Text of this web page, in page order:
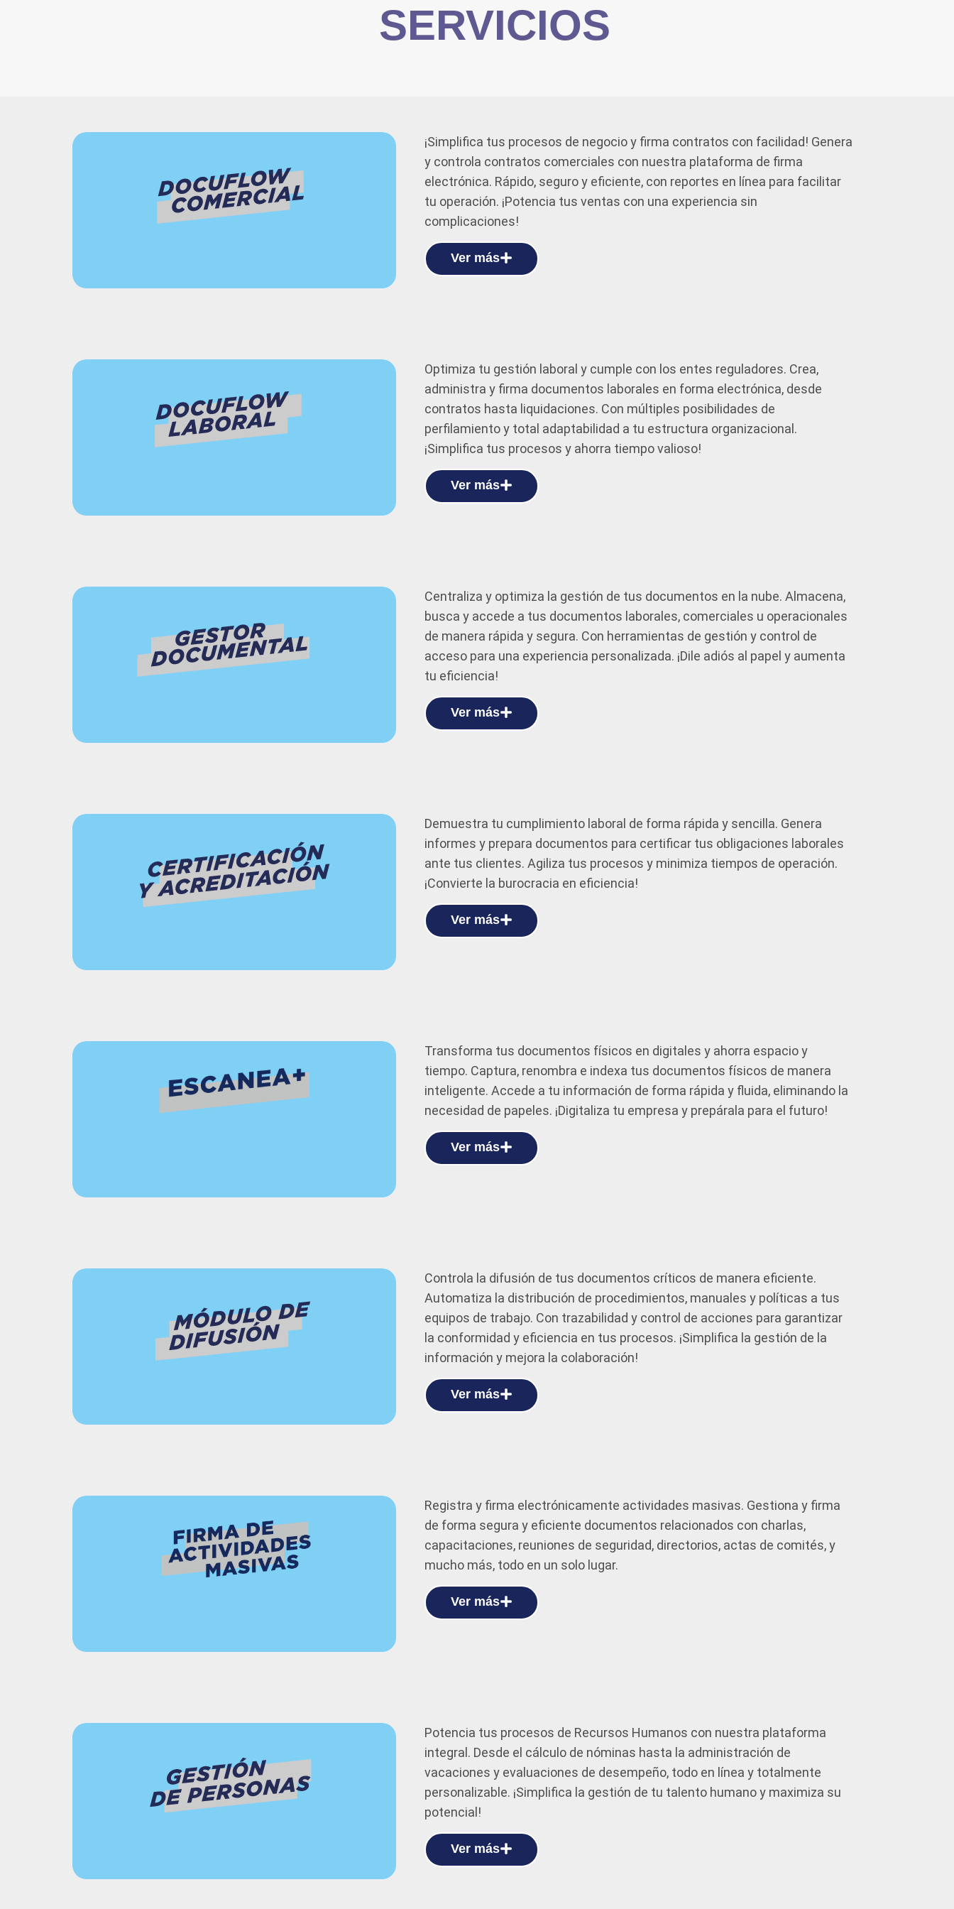
SERVICIOS
¡Simplifica tus procesos de negocio y firma contratos con facilidad! Genera
y controla contratos comerciales con nuestra plataforma de firma
electrónica. Rápido, seguro y eficiente, con reportes en línea para facilitar
tu operación. ¡Potencia tus ventas con una experiencia sin
complicaciones!
Ver más
Optimiza tu gestión laboral y cumple con los entes reguladores. Crea,
administra y firma documentos laborales en forma electrónica, desde
contratos hasta liquidaciones. Con múltiples posibilidades de
perfilamiento y total adaptabilidad a tu estructura organizacional.
¡Simplifica tus procesos y ahorra tiempo valioso!
Ver más
Centraliza y optimiza la gestión de tus documentos en la nube. Almacena,
busca y accede a tus documentos laborales, comerciales u operacionales
de manera rápida y segura. Con herramientas de gestión y control de
acceso para una experiencia personalizada. ¡Dile adiós al papel y aumenta
tu eficiencia!
Ver más
Demuestra tu cumplimiento laboral de forma rápida y sencilla. Genera
informes y prepara documentos para certificar tus obligaciones laborales
ante tus clientes. Agiliza tus procesos y minimiza tiempos de operación.
¡Convierte la burocracia en eficiencia!
Ver más
Transforma tus documentos físicos en digitales y ahorra espacio y
tiempo. Captura, renombra e indexa tus documentos físicos de manera
inteligente. Accede a tu información de forma rápida y fluida, eliminando la
necesidad de papeles. ¡Digitaliza tu empresa y prepárala para el futuro!
Ver más
Controla la difusión de tus documentos críticos de manera eficiente.
Automatiza la distribución de procedimientos, manuales y políticas a tus
equipos de trabajo. Con trazabilidad y control de acciones para garantizar
la conformidad y eficiencia en tus procesos. ¡Simplifica la gestión de la
información y mejora la colaboración!
Ver más
Registra y firma electrónicamente actividades masivas. Gestiona y firma
de forma segura y eficiente documentos relacionados con charlas,
capacitaciones, reuniones de seguridad, directorios, actas de comités, y
mucho más, todo en un solo lugar.
Ver más
Potencia tus procesos de Recursos Humanos con nuestra plataforma
integral. Desde el cálculo de nóminas hasta la administración de
vacaciones y evaluaciones de desempeño, todo en línea y totalmente
personalizable. ¡Simplifica la gestión de tu talento humano y maximiza su
potencial!
Ver más